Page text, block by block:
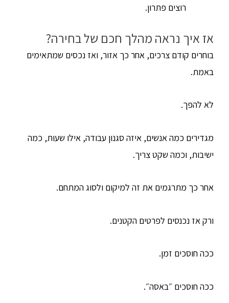
רוצים פתרון.
אז איך נראה מהלך חכם של בחירה?
בוחרים קודם צרכים, אחר כך אזור, ואז נכסים שמתאימים
באמת.
לא להפך.
מגדירים כמה אנשים, איזה סגנון עבודה, אילו שעות, כמה
ישיבות, וכמה שקט צריך.
אחר כך מתרגמים את זה למיקום ולסוג המתחם.
ורק אז נכנסים לפרטים הקטנים.
ככה חוסכים זמן.
ככה חוסכים ״באסה״.